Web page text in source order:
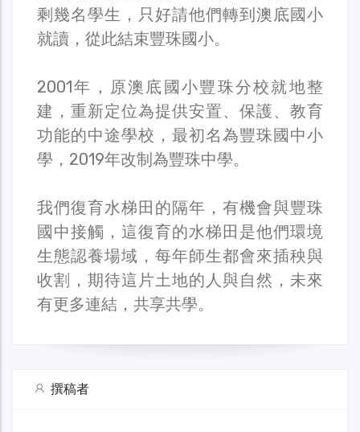
剩幾名學生，只好請他們轉到澳底國小
就讀，從此結束豐珠國小。
2001年，原澳底國小豐珠分校就地整
建，重新定位為提供安置、保護、教育
功能的中途學校，最初名為豐珠國中小
學，2019年改制為豐珠中學。
我們復育水梯田的隔年，有機會與豐珠
國中接觸，這復育的水梯田是他們環境
生態認養場域，每年師生都會來插秧與
收割，期待這片土地的人與自然，未來
有更多連結，共享共學。
撰稿者